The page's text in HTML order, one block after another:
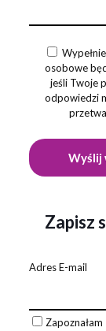
osobowe
jeśli Twoje
odpowiedzi
Zapisz
Adres E-mail
Zapoznałam